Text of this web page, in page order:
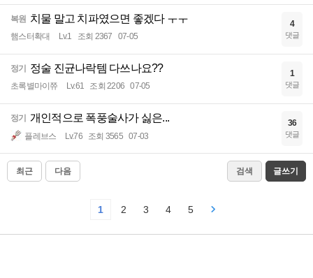
복원 치물 말고 치파였으면 좋겠다 ㅜㅜ
햄스터확대 Lv.1 조회 2367 07-05
4
댓글
정기 정술 진균나락템 다쓰나요??
초록별마이쮸 Lv.61 조회 2206 07-05
1
댓글
정기 개인적으로 폭풍술사가 싫은...
플레브스 Lv.76 조회 3565 07-03
36
댓글
최근 다음 검색 글쓰기
1 2 3 4 5